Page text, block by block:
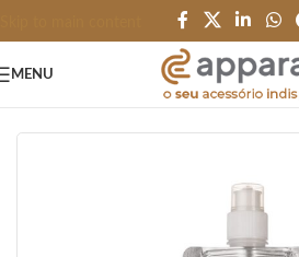
MENU
GARRAFAS e SQUEEZES/Garrafas